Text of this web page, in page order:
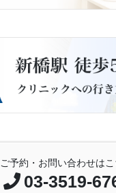
ご予約・お問い合わせはこ
03-3519-